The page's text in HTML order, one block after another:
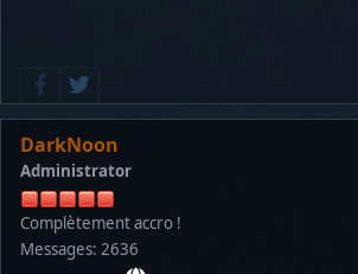
DarkNoon
Administrator
Complètement accro !
Messages: 2636